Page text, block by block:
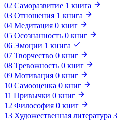
02 Саморазвитие 1 книга
03 Отношения 1 книга
04 Медитация 0 книг
05 Осознанность 0 книг
06 Эмоции 1 книга
07 Творчество 0 книг
08 Тревожность 0 книг
09 Мотивация 0 книг
10 Самооценка 0 книг
11 Привычки 0 книг
12 Философия 0 книг
13 Художественная литература 3